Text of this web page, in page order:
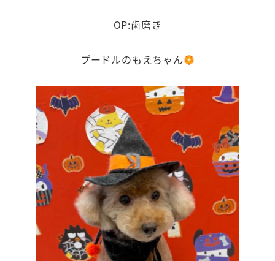
OP:歯磨き
プードルのもえちゃん